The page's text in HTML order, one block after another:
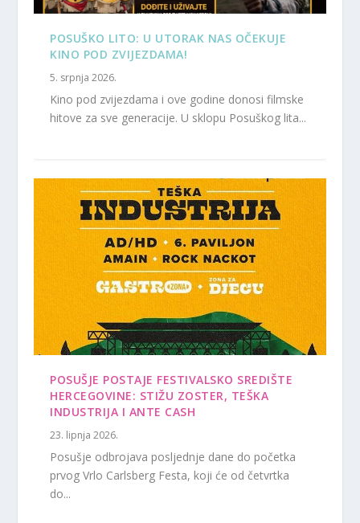
POSUŠKO LITO: U UTORAK NAS OČEKUJE
KINO POD ZVIJEZDAMA!
5. srpnja 2026.
Kino pod zvijezdama i ove godine donosi filmske
hitove za sve generacije. U sklopu Posuškog lita...
POSUŠJE POSTAJE FESTIVALSKO SREDIŠTE
HERCEGOVINE: STIŽU ZOSTER, TEŠKA
INDUSTRIJA I ANTE CASH
23. lipnja 2026.
Posušje odbrojava posljednje dane do početka
prvog Vrlo Carlsberg Festa, koji će od četvrtka
do...